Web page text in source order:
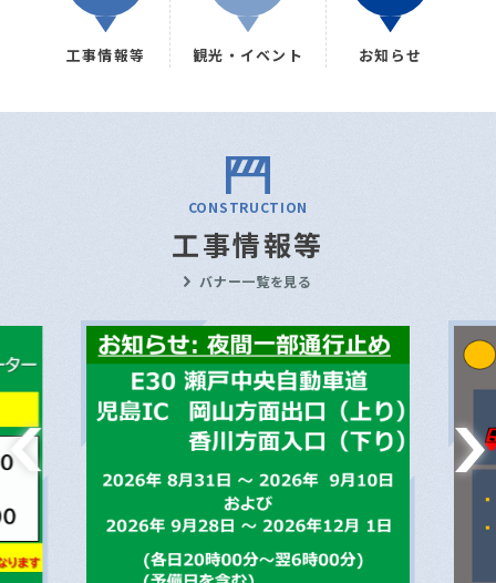
工事情報等 観光・イベント お知らせ
CONSTRUCTION
工事情報等
バナー一覧を見る